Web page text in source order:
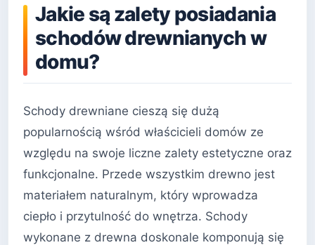
Jakie są zalety posiadania
schodów drewnianych w
domu?
Schody drewniane cieszą się dużą
popularnością wśród właścicieli domów ze
względu na swoje liczne zalety estetyczne oraz
funkcjonalne. Przede wszystkim drewno jest
materiałem naturalnym, który wprowadza
ciepło i przytulność do wnętrza. Schody
wykonane z drewna doskonale komponują się